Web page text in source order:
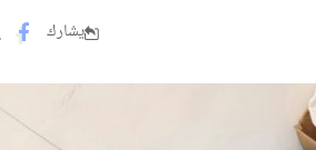
يشارك